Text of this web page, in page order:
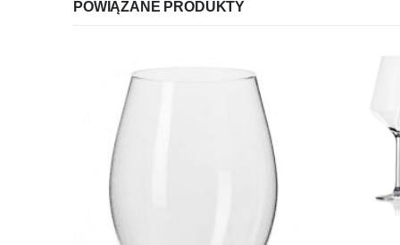
POWIĄZANE PRODUKTY